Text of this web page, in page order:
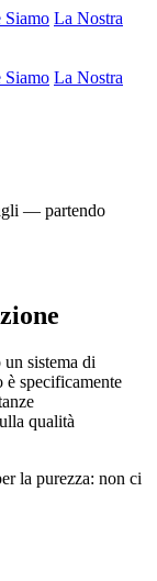
Siamo La Nostra
Siamo La Nostra
— partendo
un sistema di
è specificamente
qualità
la purezza: non ci